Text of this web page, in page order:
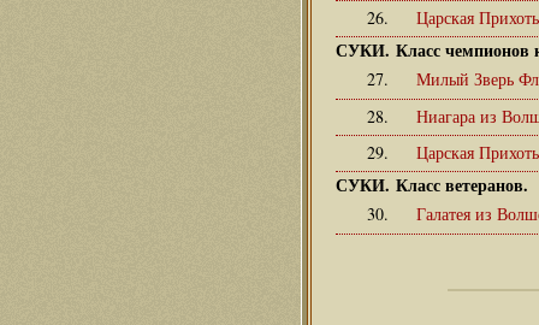
26. Царская
СУКИ. Класс чемпионов
27. Милый Зверь
28. Ниагара из
29. Царская
СУКИ. Класс ветеранов.
30. Галатея из